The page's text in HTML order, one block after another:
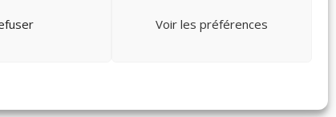
Voir les préférences
générales